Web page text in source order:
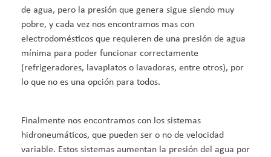
de agua, pero la presión que genera sigue siendo muy
pobre, y cada vez nos encontramos mas con
electrodomésticos que requieren de una presión de agua
mínima para poder funcionar correctamente
(refrigeradores, lavaplatos o lavadoras, entre otros), por
lo que no es una opción para todos.
Finalmente nos encontramos con los sistemas
hidroneumáticos, que pueden ser o no de velocidad
variable. Estos sistemas aumentan la presión del agua por